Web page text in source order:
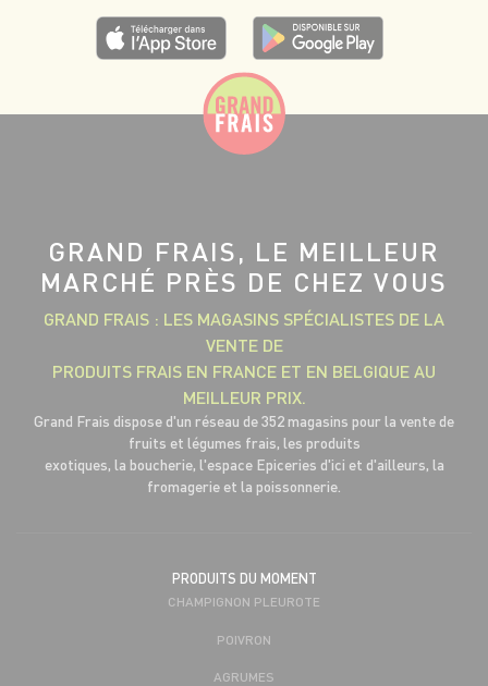
GRAND FRAIS, LE MEILLEUR
MARCHÉ PRÈS DE CHEZ VOUS
GRAND FRAIS : LES MAGASINS SPÉCIALISTES DE LA
VENTE DE
PRODUITS FRAIS EN FRANCE ET EN BELGIQUE AU
MEILLEUR PRIX.
Grand Frais dispose d'un réseau de 352 magasins pour la vente de
fruits et légumes frais, les produits
exotiques, la boucherie, l'espace Epiceries d'ici et d'ailleurs, la
fromagerie et la poissonnerie.
PRODUITS DU MOMENT
CHAMPIGNON PLEUROTE
POIVRON
AGRUMES